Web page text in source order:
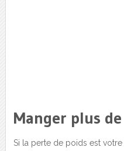
Manger plus
Si la perte de poids est